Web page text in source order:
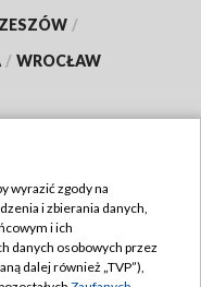
/
/ WROCŁAW
wyrazić zgody na
i zbierania danych,
i ich
danych osobowych przez
dalej również „TVP”),